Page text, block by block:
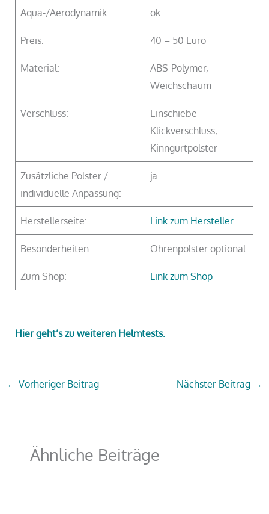
Aqua-/Aerodynamik: ok
Preis: 40 – 50 Euro
Material:
ABS-Polymer,
Weichschaum
Verschluss:
Einschiebe-
Klickverschluss,
Kinngurtpolster
Zusätzliche Polster /
individuelle Anpassung:
ja
Herstellerseite: Link zum Hersteller
Besonderheiten: Ohrenpolster optional
Zum Shop: Link zum Shop
Hier geht’s zu weiteren Helmtests.
← Vorheriger Beitrag Nächster Beitrag →
Ähnliche Beiträge